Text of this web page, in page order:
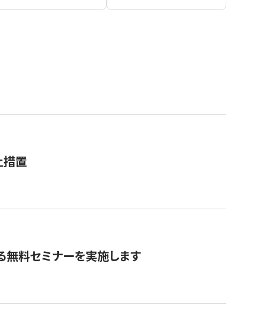
措置
無料セミナーを実施します